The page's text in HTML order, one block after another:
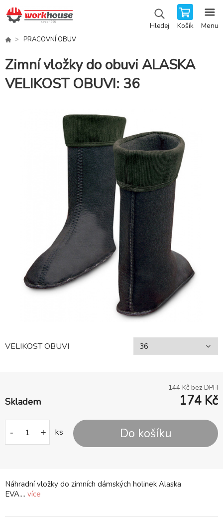
Hledej Košík Menu
PRACOVNÍ OBUV
Zimní vložky do obuvi ALASKA
VELIKOST OBUVI: 36
Náhradní vložky do zimních dámských holinek Alaska
EVA.... více
VELIKOST OBUVI
144 Kč bez DPH
Skladem 174 Kč
- + ks Do košíku